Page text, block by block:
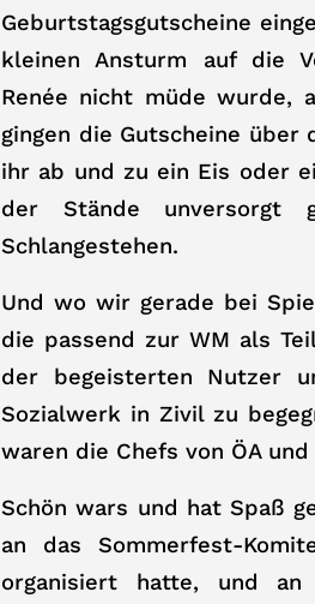
Geburtstagsgutscheine
kleinen Ansturm auf die
Renée nicht müde wurde,
gingen die Gutscheine über
ihr ab und zu ein Eis oder
der Stände unversorgt
Schlangestehen.
Und wo wir gerade bei
die passend zur WM als
der begeisterten Nutzer
Sozialwerk in Zivil zu
waren die Chefs von ÖA
Schön wars und hat Spaß
an das Sommerfest-
organisiert hatte, und